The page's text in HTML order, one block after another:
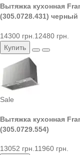
Вытяжка кухонная
(305.0728.431)
14300 грн. 12480 грн.
Купить
Sale
Вытяжка кухонная
(305.0729.554)
13052 грн.11960 грн.